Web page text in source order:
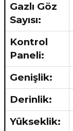
Gazlı Göz
Sayısı:
Kontrol
Paneli:
Genişlik:
Derinlik:
Yükseklik: